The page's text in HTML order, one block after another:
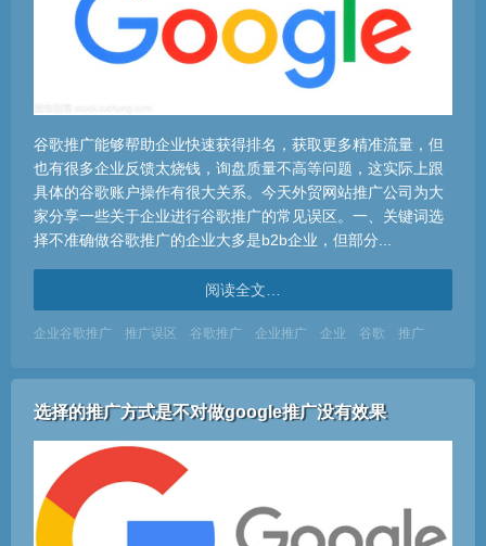
谷歌推广能够帮助企业快速获得排名，获取更多精准流量，但
也有很多企业反馈太烧钱，询盘质量不高等问题，这实际上跟
具体的谷歌账户操作有很大关系。今天外贸网站推广公司为大
家分享一些关于企业进行谷歌推广的常见误区。一、关键词选
择不准确做谷歌推广的企业大多是b2b企业，但部分...
阅读全文…
企业谷歌推广 推广误区 谷歌推广 企业推广 企业 谷歌 推广
选择的推广方式是不对做google推广没有效果